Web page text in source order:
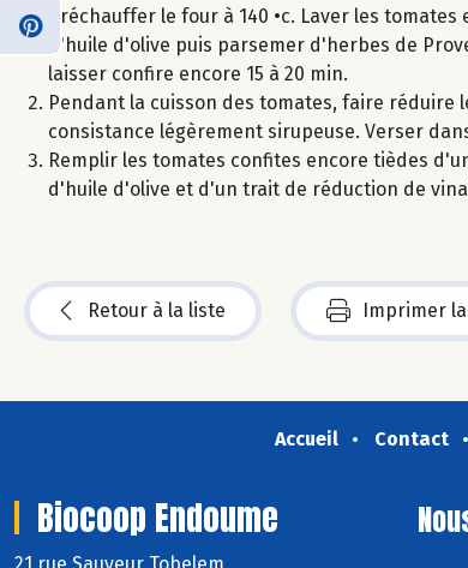
Préchauffer le four à 140 •c. Laver les
d'huile d'olive puis parsemer d'herbes de
laisser confire encore 15 à 20 min.
Pendant la cuisson des tomates, faire réduire
consistance légèrement sirupeuse. Verser
Remplir les tomates confites encore tièdes
d'huile d'olive et d'un trait de réduction de
Retour à la liste Imprimer
Accueil Contact
Biocoop Endoume
21 rue Sauveur Tobelem